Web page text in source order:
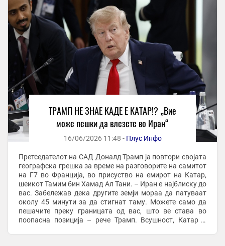
ТРАМП НЕ ЗНАЕ КАДЕ Е КАТАР!? „Вие
може пешки да влезете во Иран“
16/06/2026 11:48 - Плус Инфо
Претседателот на САД Доналд Трамп ја повтори својата
географска грешка за време на разговорите на самитот
на Г7 во Франција, во присуство на емирот на Катар,
шеикот Тамим бин Хамад Ал Тани. – Иран е најблиску до
вас. Забележав дека другите земји мораа да патуваат
околу 45 минути за да стигнат таму. Можете само да
пешачите преку границата од вас, што ве става во
поопасна позиција – рече Трамп. Всушност, Катар и